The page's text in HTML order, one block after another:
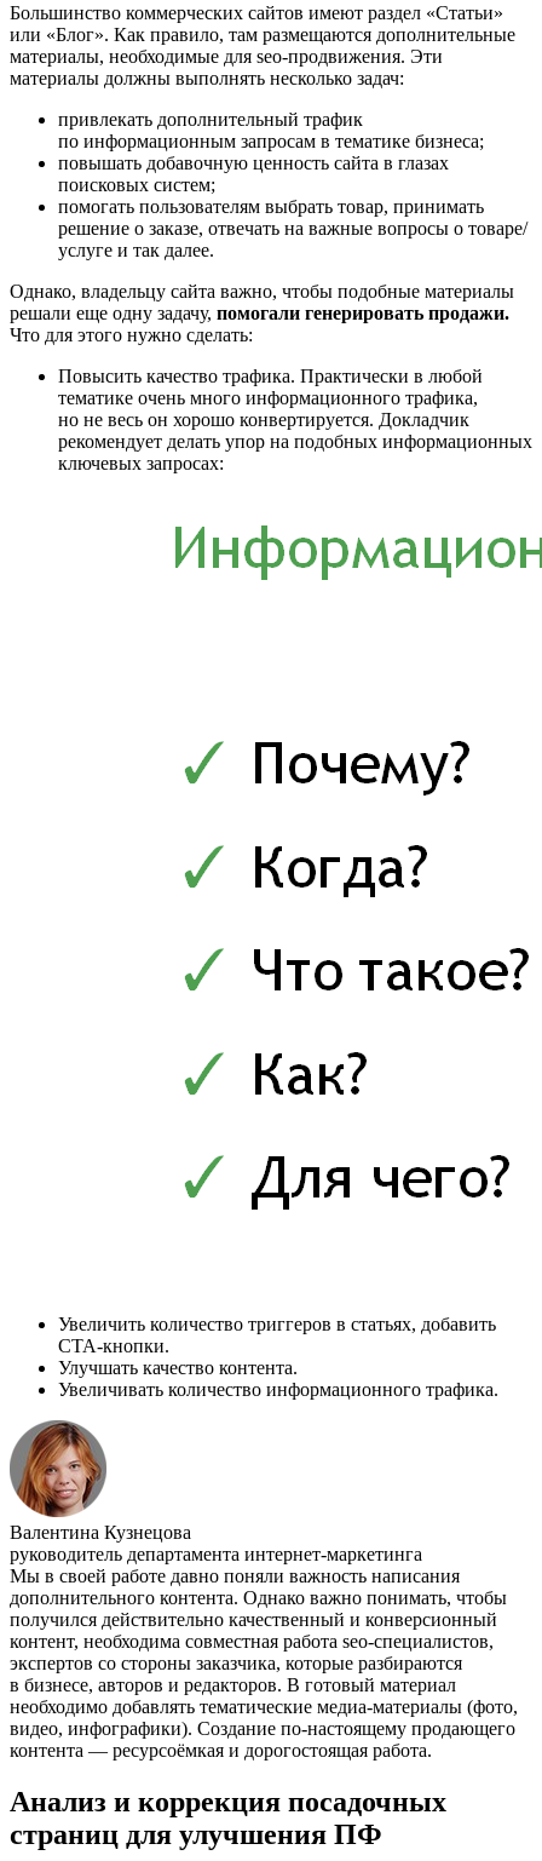
Большинство коммерческих сайтов имеют раздел «Статьи»
или «Блог». Как правило, там размещаются дополнительные
материалы, необходимые для seo-продвижения. Эти
материалы должны выполнять несколько задач:
привлекать дополнительный трафик
по информационным запросам в тематике бизнеса;
повышать добавочную ценность сайта в глазах
поисковых систем;
помогать пользователям выбрать товар, принимать
решение о заказе, отвечать на важные вопросы о товаре/
услуге и так далее.
Однако, владельцу сайта важно, чтобы подобные материалы
решали еще одну задачу, помогали генерировать продажи.
Что для этого нужно сделать:
Повысить качество трафика. Практически в любой
тематике очень много информационного трафика,
но не весь он хорошо конвертируется. Докладчик
рекомендует делать упор на подобных информационных
ключевых запросах:
Увеличить количество триггеров в статьях, добавить
CTA-кнопки.
Улучшать качество контента.
Увеличивать количество информационного трафика.
Валентина Кузнецова
руководитель департамента интернет-маркетинга
Мы в своей работе давно поняли важность написания
дополнительного контента. Однако важно понимать, чтобы
получился действительно качественный и конверсионный
контент, необходима совместная работа seo-специалистов,
экспертов со стороны заказчика, которые разбираются
в бизнесе, авторов и редакторов. В готовый материал
необходимо добавлять тематические медиа-материалы (фото,
видео, инфографики). Создание по-настоящему продающего
контента — ресурсоёмкая и дорогостоящая работа.
Анализ и коррекция посадочных
страниц для улучшения ПФ